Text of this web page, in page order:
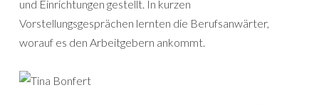
und Einrichtungen gestellt. In kurzen
Vorstellungsgesprächen lernten die Berufsanwärter,
worauf es den Arbeitgebern ankommt.